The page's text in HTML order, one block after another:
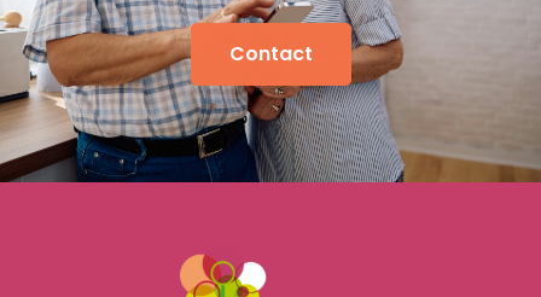
Contact